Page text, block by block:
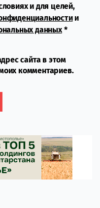
и для целей,
и
данных*
сайта в этом
комментариев.